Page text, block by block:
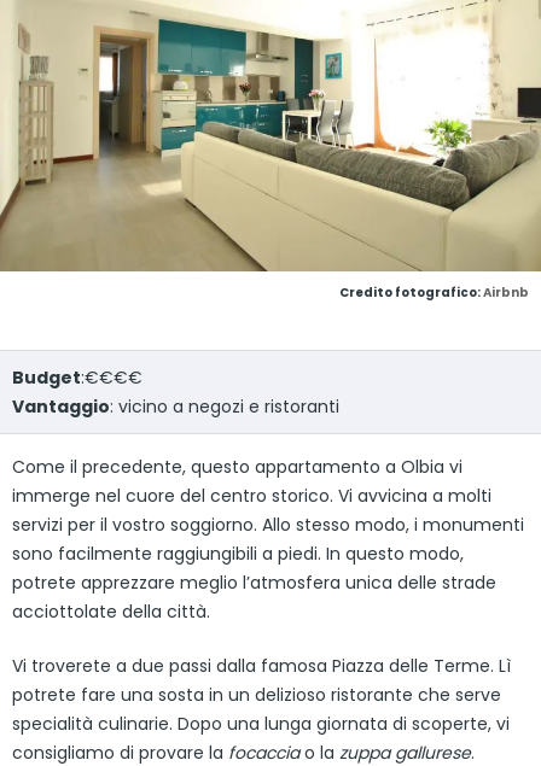
Credito fotografico:Airbnb
Budget:€€€€
Vantaggio: vicino a negozi e ristoranti
Come il precedente, questo appartamento a Olbia vi
immerge nel cuore del centro storico. Vi avvicina a molti
servizi per il vostro soggiorno. Allo stesso modo, i monumenti
sono facilmente raggiungibili a piedi. In questo modo,
potrete apprezzare meglio l’atmosfera unica delle strade
acciottolate della città.
Vi troverete a due passi dalla famosa Piazza delle Terme. Lì
potrete fare una sosta in un delizioso ristorante che serve
specialità culinarie. Dopo una lunga giornata di scoperte, vi
consigliamo di provare la focacciao la zuppa gallurese.